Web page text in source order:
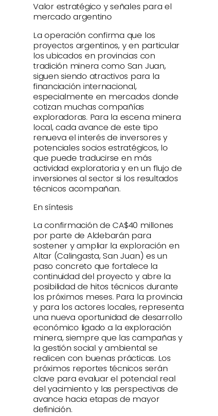
Valor estratégico y señales para el
mercado argentino
La operación confirma que los
proyectos argentinos, y en particular
los ubicados en provincias con
tradición minera como San Juan,
siguen siendo atractivos para la
financiación internacional,
especialmente en mercados donde
cotizan muchas compañías
exploradoras. Para la escena minera
local, cada avance de este tipo
renueva el interés de inversores y
potenciales socios estratégicos, lo
que puede traducirse en más
actividad exploratoria y en un flujo de
inversiones al sector si los resultados
técnicos acompañan.
En síntesis
La confirmación de CA$40 millones
por parte de Aldebarán para
sostener y ampliar la exploración en
Altar (Calingasta, San Juan) es un
paso concreto que fortalece la
continuidad del proyecto y abre la
posibilidad de hitos técnicos durante
los próximos meses. Para la provincia
y para los actores locales, representa
una nueva oportunidad de desarrollo
económico ligado a la exploración
minera, siempre que las campañas y
la gestión social y ambiental se
realicen con buenas prácticas. Los
próximos reportes técnicos serán
clave para evaluar el potencial real
del yacimiento y las perspectivas de
avance hacia etapas de mayor
definición.